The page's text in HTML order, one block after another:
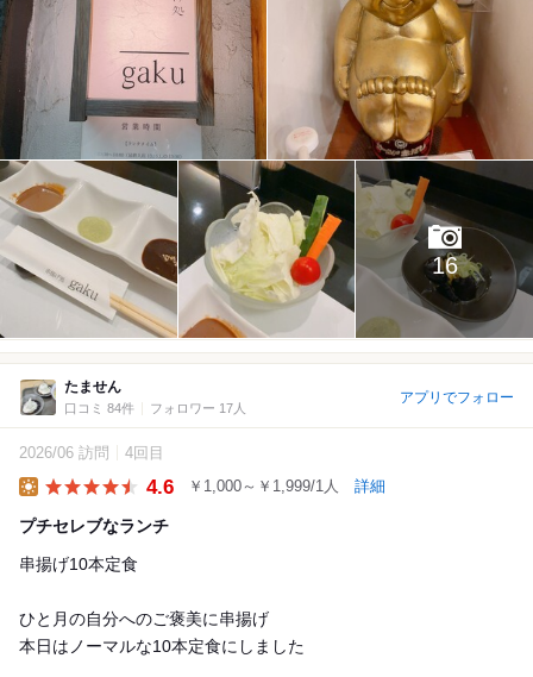
16
たません
口コミ 84件 フォロワー 17人
アプリでフォロー
2026/06 訪問 4回目
4.6 ￥1,000～￥1,999/1人 詳細
プチセレブなランチ
串揚げ10本定食
ひと月の自分へのご褒美に串揚げ
本日はノーマルな10本定食にしました